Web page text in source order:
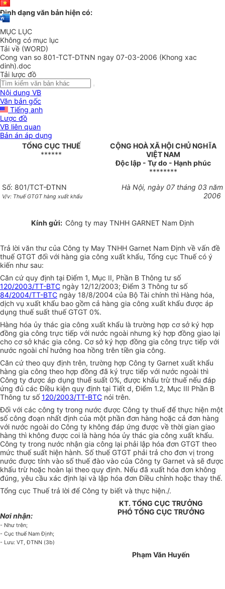
Định dạng văn bản hiện có:
MỤC LỤC
Không có mục lục
Tải về (WORD)
Cong van so 801-TCT-DTNN ngay 07-03-2006 (Khong xac
dinh).doc
Tải lược đồ
Nội dung VB
Văn bản gốc
Tiếng anh
Lược đồ
VB liên quan
Bản án áp dụng
TỔNG CỤC THUẾ
******
CỘNG HOÀ XÃ HỘI CHỦ NGHĨA
VIỆT NAM
Độc lập - Tự do - Hạnh phúc
********
Số: 801/TCT-ĐTNN
V/v: Thuế GTGT hàng xuất khẩu
Hà Nội, ngày 07 tháng 03 năm
2006
Kính gửi: Công ty may TNHH GARNET Nam Định
Trả lời văn thư của Công ty May TNHH Garnet Nam Định về vấn đề
thuế GTGT đối với hàng gia công xuất khẩu, Tổng cục Thuế có ý
kiến như sau:
Căn cứ quy định tại Điểm 1, Mục II, Phần B Thông tư số
120/2003/TT-BTC ngày 12/12/2003; Điểm 3 Thông tư số
84/2004/TT-BTC ngày 18/8/2004 của Bộ Tài chính thì Hàng hóa,
dịch vụ xuất khẩu bao gồm cả hàng gia công xuất khẩu được áp
dụng thuế suất thuế GTGT 0%.
Hàng hóa ủy thác gia công xuất khẩu là trường hợp cơ sở ký hợp
đồng gia công trực tiếp với nước ngoài nhưng ký hợp đồng giao lại
cho cơ sở khác gia công. Cơ sở ký hợp đồng gia công trực tiếp với
nước ngoài chỉ hưởng hoa hồng trên tiền gia công.
Căn cứ theo quy định trên, trường hợp Công ty Garnet xuất khẩu
hàng gia công theo hợp đồng đã ký trực tiếp với nước ngoài thì
Công ty được áp dụng thuế suất 0%, được khấu trừ thuế nếu đáp
ứng đủ các Điều kiện quy định tại Tiết d, Điểm 1.2, Mục III Phần B
Thông tư số120/2003/TT-BTC nói trên.
Đối với các công ty trong nước được Công ty thuế để thực hiện một
số công đoạn nhất định của một phần đơn hàng hoặc cả đơn hàng
với nước ngoài do Công ty không đáp ứng được về thời gian giao
hàng thì không được coi là hàng hóa ủy thác gia công xuất khẩu.
Công ty trong nước nhận gia công lại phải lập hóa đơn GTGT theo
mức thuế suất hiện hành. Số thuế GTGT phải trả cho đơn vị trong
nước được tính vào số thuế đào vào của Công ty Garnet và sẽ được
khấu trừ hoặc hoàn lại theo quy định. Nếu đã xuất hóa đơn không
đúng, yêu cầu xác định lại và lập hóa đơn Điều chỉnh hoặc thay thế.
Tổng cục Thuế trả lời để Công ty biết và thực hiện./.
Nơi nhận:
- Như trên;
- Cục thuế Nam Định;
- Lưu: VT, ĐTNN (3b)
KT. TỔNG CỤC TRƯỞNG
PHÓ TỔNG CỤC TRƯỞNG
Phạm Văn Huyến